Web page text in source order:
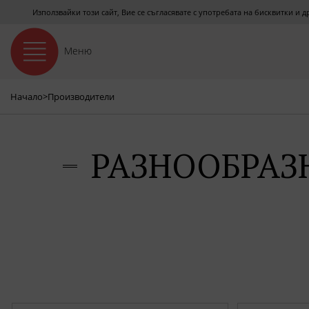
Използвайки този сайт, Вие се съгласявате с употребата на бисквитки
Меню
Начало>Производители